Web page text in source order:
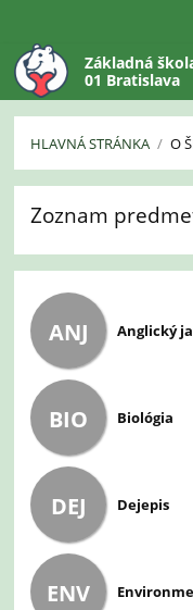
Základná
01 Bratislava
HLAVNÁ STRÁNKA / O
Predmety
Zoznam
ANJ Anglický
BIO Biológia
DEJ Dejepis
ENV